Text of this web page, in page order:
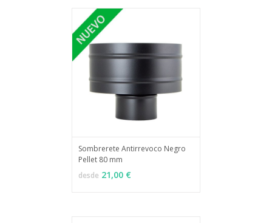
VER OPCIONES
Sombrerete Antirrevoco Negro
Pellet 80 mm
desde 21,00 €